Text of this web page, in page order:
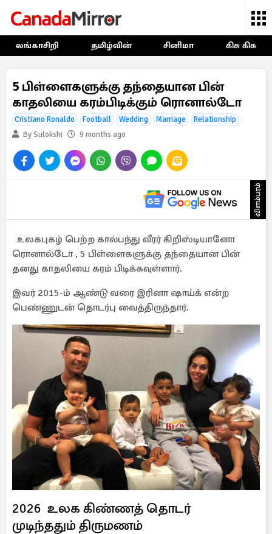
லங்காசிறி தமிழ்வின் சினிமா கிசு கிசு
5 பிள்ளைகளுக்கு தந்தையான பின்
காதலியை கரம்பிடிக்கும் ரொனால்டோ
Cristiano Ronaldo Football Wedding Marriage
Relationship
By Sulokshi
9 months ago
விளம்பரம்
உலகபுகழ் பெற்ற கால்பந்து வீரர் கிறிஸ்டியானோ
ரொனால்டோ , 5 பிள்ளைகளுக்கு தந்தையான பின்
தனது காதலியை கரம் பிடிக்கவுள்ளார்.
இவர் 2015-ம் ஆண்டு வரை இரினா ஷாய்க் என்ற
பெண்ணுடன் தொடர்பு வைத்திருந்தார்.
2026 உலக கிண்ணத் தொடர்
முடிந்ததும் திருமணம்